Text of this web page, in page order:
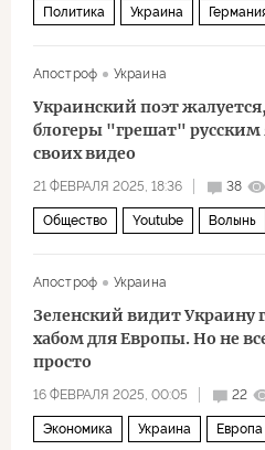
Политика Украина
Бундестаг Северный поток — 2
Апостроф Украина
Украинский поэт
блогеры "грешат"
своих видео
21 ФЕВРАЛЯ 2025, 18:36 38
Общество Youtube Волынь
Апостроф
Украина
Зеленский видит Украину
хабом для Европы. Но не
просто
16 ФЕВРАЛЯ 2025, 00:05 22
Экономика Украина Европа